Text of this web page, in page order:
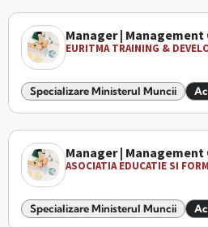
Manager |
EURITMA TRAINING &
Specializare Ministerul Muncii
Manager |
ASOCIATIA EDUCATIE SI
Specializare Ministerul Muncii